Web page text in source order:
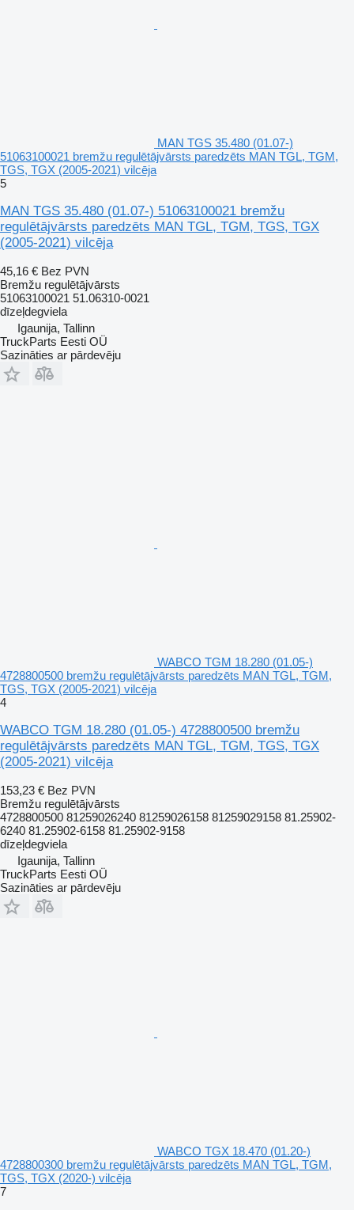
MAN TGS 35.480 (01.07-)
51063100021 bremžu regulētājvārsts paredzēts MAN TGL, TGM,
TGS, TGX (2005-2021) vilcēja
5
MAN TGS 35.480 (01.07-) 51063100021 bremžu
regulētājvārsts paredzēts MAN TGL, TGM, TGS, TGX
(2005-2021) vilcēja
45,16 € Bez PVN
Bremžu regulētājvārsts
51063100021 51.06310-0021
dīzeļdegviela
Igaunija, Tallinn
TruckParts Eesti OÜ
Sazināties ar pārdevēju
WABCO TGM 18.280 (01.05-)
4728800500 bremžu regulētājvārsts paredzēts MAN TGL, TGM,
TGS, TGX (2005-2021) vilcēja
4
WABCO TGM 18.280 (01.05-) 4728800500 bremžu
regulētājvārsts paredzēts MAN TGL, TGM, TGS, TGX
(2005-2021) vilcēja
153,23 € Bez PVN
Bremžu regulētājvārsts
4728800500 81259026240 81259026158 81259029158 81.25902-
6240 81.25902-6158 81.25902-9158
dīzeļdegviela
Igaunija, Tallinn
TruckParts Eesti OÜ
Sazināties ar pārdevēju
WABCO TGX 18.470 (01.20-)
4728800300 bremžu regulētājvārsts paredzēts MAN TGL, TGM,
TGS, TGX (2020-) vilcēja
7